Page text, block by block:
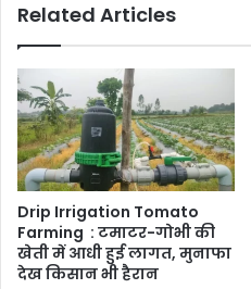
Related Articles
Drip Irrigation Tomato
Farming : टमाटर-गोभी की
खेती में आधी हुई लागत, मुनाफा
देख किसान भी हैरान